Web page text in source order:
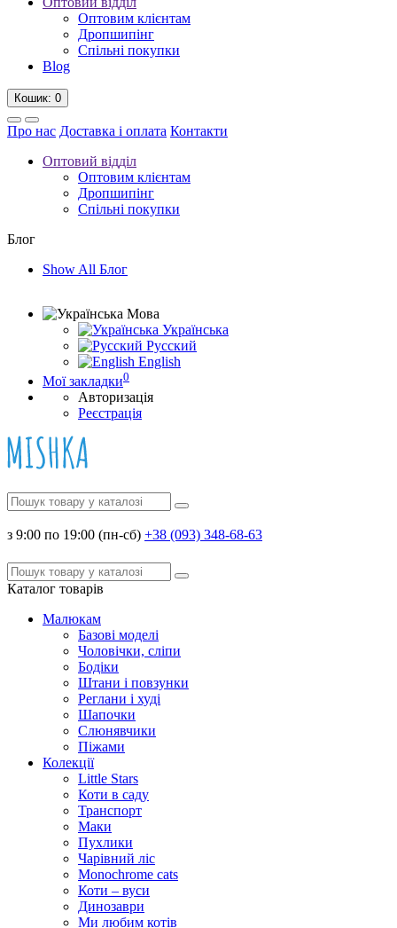
Оптовим клієнтам
Дропшипінг
Спільні покупки
Blog
Кошик: 0
Про нас Доставка і оплата Контакти
Оптовий відділ
Оптовим клієнтам
Дропшипінг
Спільні покупки
Блог
Show All Блог
Мова
Українська
Русский
English
Мої закладки0
Авторизація
Реєстрація
з 9:00 по 19:00 (пн-сб) +38 (093) 348-68-63
Каталог товарів
Малюкам
Базові моделі
Чоловічки, сліпи
Бодіки
Штани і повзунки
Реглани і худі
Шапочки
Слюнявчики
Піжами
Колекції
Little Stars
Коти в саду
Транспорт
Маки
Пухлики
Чарівний ліс
Monochrome cats
Коти – вуси
Динозаври
Ми любим котів